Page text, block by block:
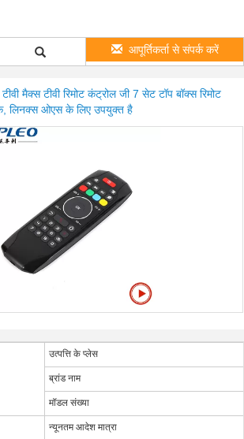
आपूर्तिकर्ता से संपर्क करें
मैक्स टीवी रिमोट कंट्रोल जी 7 सेट टॉप बॉक्स रिमोट
लिनक्स ओएस के लिए उपयुक्त है
उत्पत्ति के प्लेस
ब्रांड नाम
मॉडल संख्या
न्यूनतम आदेश मात्रा